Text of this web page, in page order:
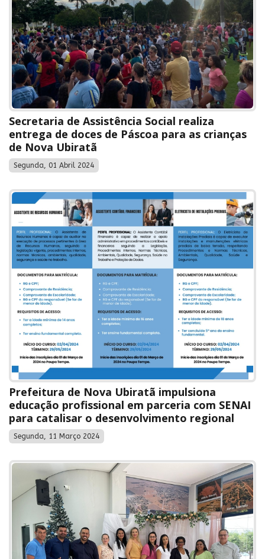
Secretaria de Assistência Social realiza
entrega de doces de Páscoa para as crianças
de Nova Ubiratã
Segunda, 01 Abril 2024
Prefeitura de Nova Ubiratã impulsiona
educação profissional em parceria com SENAI
para catalisar o desenvolvimento regional
Segunda, 11 Março 2024